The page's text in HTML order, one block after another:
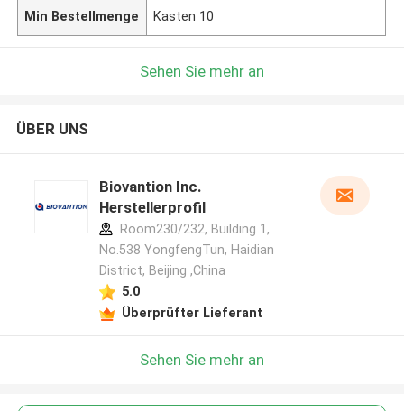
Min Bestellmenge Kasten 10
Sehen Sie mehr an
ÜBER UNS
Biovantion Inc.
Herstellerprofil
Room230/232, Building 1,
No.538 YongfengTun, Haidian
District, Beijing ,China
5.0
Überprüfter Lieferant
Sehen Sie mehr an